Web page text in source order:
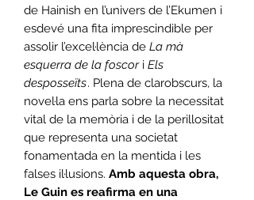
de Hainish en l’univers de l’Ekumen i
esdevé una fita imprescindible per
assolir l’excel·lència de La mà
esquerra de la foscori Els
desposseïts. Plena de clarobscurs, la
novel·la ens parla sobre la necessitat
vital de la memòria i de la perillositat
que representa una societat
fonamentada en la mentida i les
falses il·lusions. Amb aquesta obra,
Le Guin es reafirma en una